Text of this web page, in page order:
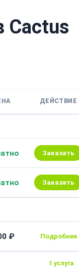
Cactus
ДЕЙСТВИЕ
Заказать
Заказать
₽
1 услуга